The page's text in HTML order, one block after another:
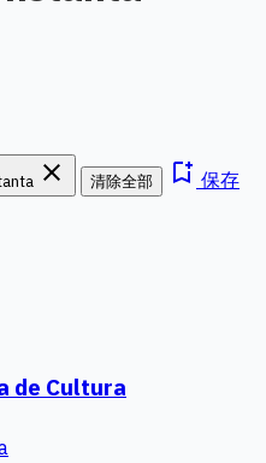
close 清除全部 bookmark_add 保存
de Cultura